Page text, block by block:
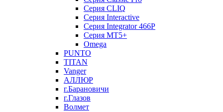
Серия CLIQ
Серия Interactive
Серия Integrator 466P
Серия MT5+
Omega
PUNTO
TITAN
Vanger
АЛЛЮР
г.Барановичи
г.Глазов
Волмет